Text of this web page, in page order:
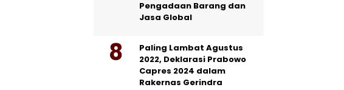
Pengadaan Barang dan
Jasa Global
Paling Lambat Agustus
2022, Deklarasi Prabowo
Capres 2024 dalam
Rakernas Gerindra